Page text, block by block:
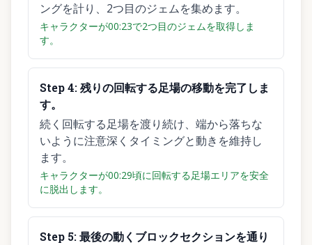
ングを計り、2つ目のジェムを集めます。
キャラクターが00:23で2つ目のジェムを取得しま
す。
Step4:残りの回転する足場の移動を完了しま
す。
続く回転する足場を渡り続け、端から落ちな
いように注意深くタイミングと動きを維持し
ます。
キャラクターが00:29頃に回転する足場エリアを安全
に脱出します。
Step 5:最後の動くブロックセクションを通り